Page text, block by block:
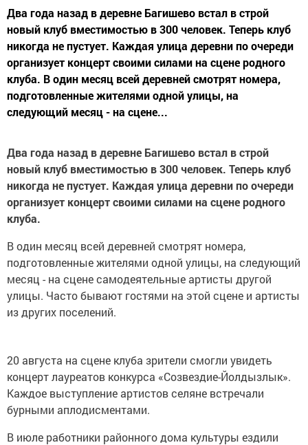
Два года назад в деревне Багишево встал в строй
новый клуб вместимостью в 300 человек. Теперь клуб
никогда не пустует. Каждая улица деревни по очереди
организует концерт своими силами на сцене родного
клуба. В один месяц всей деревней смотрят номера,
подготовленные жителями одной улицы, на
следующий месяц - на сцене...
Два года назад в деревне Багишево встал в строй
новый клуб вместимостью в 300 человек. Теперь клуб
никогда не пустует. Каждая улица деревни по очереди
организует концерт своими силами на сцене родного
клуба.
В один месяц всей деревней смотрят номера,
подготовленные жителями одной улицы, на следующий
месяц - на сцене самодеятельные артисты другой
улицы. Часто бывают гостями на этой сцене и артисты
из других поселений.
20 августа на сцене клуба зрители смогли увидеть
концерт лауреатов конкурса «Созвездие-Йолдызлык».
Каждое выступление артистов селяне встречали
бурными аплодисментами.
В июле работники районного дома культуры ездили